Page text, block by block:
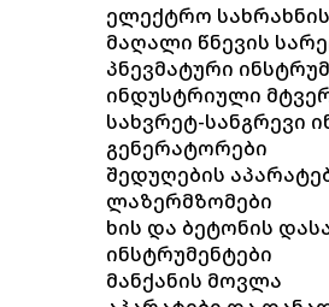
ელექტრო
მაღალი წნევის
პნევმატური
ინდუსტრიული
სახვრეტ-სანგრევი
გენერატორები
შედუღების
ლაზერმზომები
ხის და ბეტონის
ინსტრუმენტები
მანქანის მოვლა